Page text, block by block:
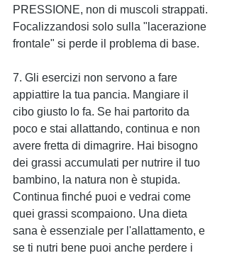
PRESSIONE, non di muscoli strappati.
Focalizzandosi solo sulla "lacerazione
frontale" si perde il problema di base.
7. Gli esercizi non servono a fare
appiattire la tua pancia. Mangiare il
cibo giusto lo fa. Se hai partorito da
poco e stai allattando, continua e non
avere fretta di dimagrire. Hai bisogno
dei grassi accumulati per nutrire il tuo
bambino, la natura non è stupida.
Continua finché puoi e vedrai come
quei grassi scompaiono. Una dieta
sana è essenziale per l'allattamento, e
se ti nutri bene puoi anche perdere i